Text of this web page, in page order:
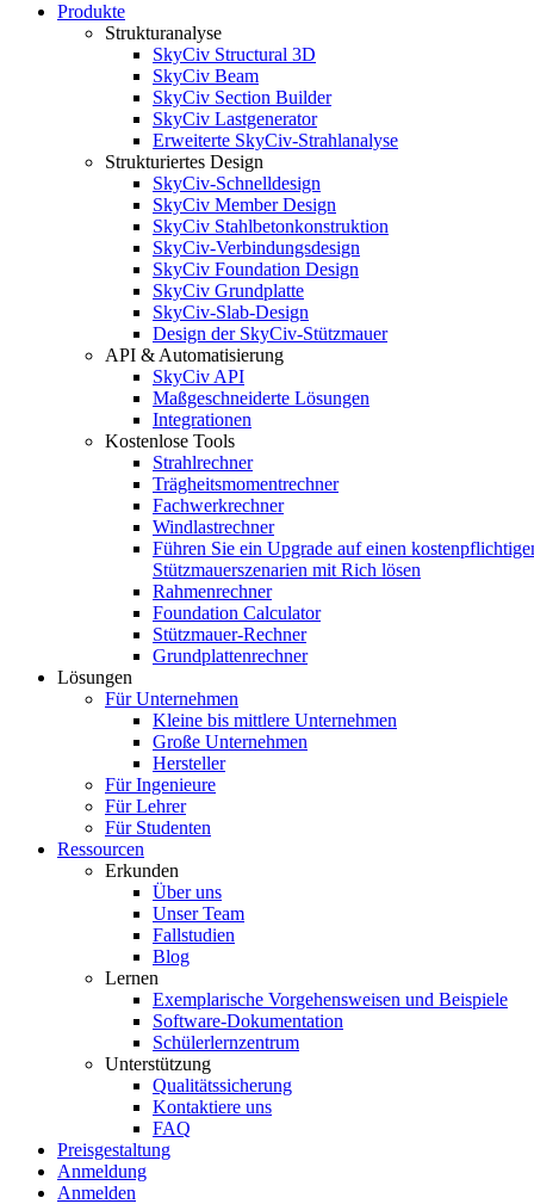
Produkte
Strukturanalyse
SkyCiv Structural 3D
SkyCiv Beam
SkyCiv Section Builder
SkyCiv Lastgenerator
Erweiterte SkyCiv-Strahlanalyse
Strukturiertes Design
SkyCiv-Schnelldesign
SkyCiv Member Design
SkyCiv Stahlbetonkonstruktion
SkyCiv-Verbindungsdesign
SkyCiv Foundation Design
SkyCiv Grundplatte
SkyCiv-Slab-Design
Design der SkyCiv-Stützmauer
API & Automatisierung
SkyCiv API
Maßgeschneiderte Lösungen
Integrationen
Kostenlose Tools
Strahlrechner
Trägheitsmomentrechner
Fachwerkrechner
Windlastrechner
Führen Sie ein Upgrade auf einen
Stützmauerszenarien mit Rich lösen
Rahmenrechner
Foundation Calculator
Stützmauer-Rechner
Grundplattenrechner
Lösungen
Für Unternehmen
Kleine bis mittlere Unternehmen
Große Unternehmen
Hersteller
Für Ingenieure
Für Lehrer
Für Studenten
Ressourcen
Erkunden
Über uns
Unser Team
Fallstudien
Blog
Lernen
Exemplarische Vorgehensweisen und Beispiele
Software-Dokumentation
Schülerlernzentrum
Unterstützung
Qualitätssicherung
Kontaktiere uns
FAQ
Preisgestaltung
Anmeldung
Anmelden